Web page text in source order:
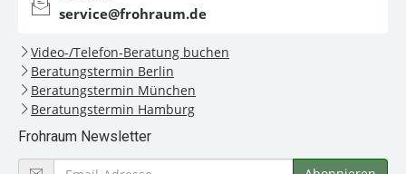
service@frohraum.de
Video-/Telefon-Beratung buchen
Beratungstermin Berlin
Beratungstermin München
Beratungstermin Hamburg
Frohraum Newsletter